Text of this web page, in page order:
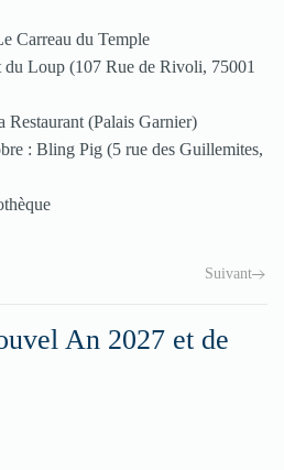
Carreau du Temple
du Loup (107 Rue de Rivoli, 75001
Restaurant (Palais Garnier)
: Bling Pig (5 rue des Guillemites,
Suivant
An 2027 et de